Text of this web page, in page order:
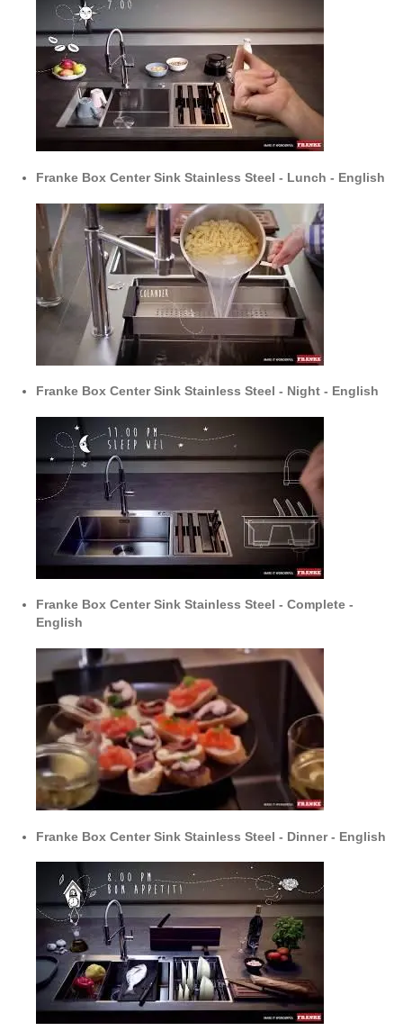
Franke Box Center Sink Stainless Steel - Lunch - English
Franke Box Center Sink Stainless Steel - Night - English
Franke Box Center Sink Stainless Steel - Complete -
English
Franke Box Center Sink Stainless Steel - Dinner - English